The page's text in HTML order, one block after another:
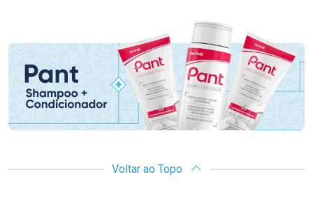
Promoção em Destaque
Voltar ao Topo